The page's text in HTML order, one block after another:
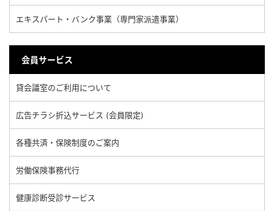
エキスパート・バンク事業（専門家派遣事業）
会員サービス
貸会議室のご利用について
広告チラシ折込サービス (会員限定)
各種共済・保険制度のご案内
労働保険事務代行
健康診断受診サービス